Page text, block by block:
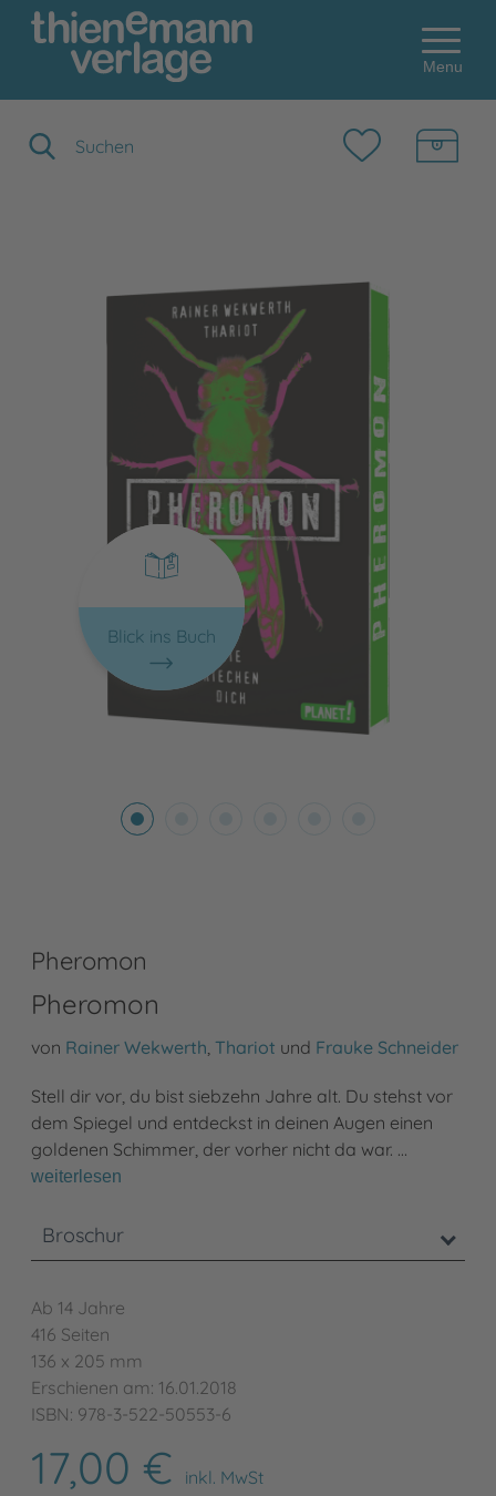
Menu
Blick ins Buch
Pheromon
Pheromon
von Rainer Wekwerth Thariot und Frauke Schneider
Stell dir vor, du bist siebzehn Jahre alt. Du stehst vor
dem Spiegel und entdeckst in deinen Augen einen
goldenen Schimmer, der vorher nicht da war. …
weiterlesen
Broschur
Ab 14 Jahre
416 Seiten
136 x 205 mm
Erschienen am: 16.01.2018
ISBN: 978-3-522-50553-6
17,00 €
inkl. MwSt